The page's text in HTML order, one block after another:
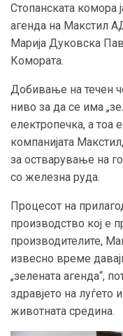
Стопанската комора
агенда на Макстил
Марија Дуковска
Комората.
Добивање на течен
ниво за да се има
електропечка, а тоа
компанијата
за остварување на
со железна руда.
Процесот на
производство кој е
производителите,
извесно време
„зелената агенда“,
здравјето на луѓето
животната средина.